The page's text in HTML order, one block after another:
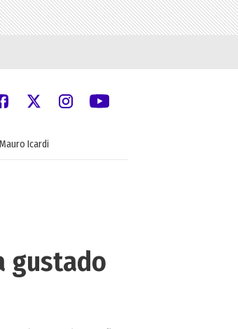
Mauro Icardi
gustado